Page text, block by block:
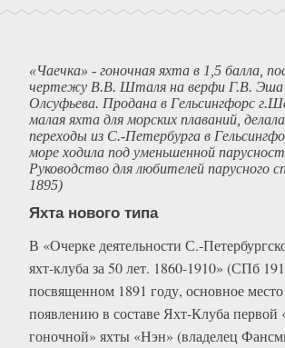
«Чаечка» - гоночная яхта в 1,5 балла,
чертежу В.В. Шталя на верфи Г.В. Эша
Олсуфьева. Продана в Гельсингфорс
малая яхта для морских плаваний,
переходы из С.-Петербурга в
море ходила под уменьшенной
Руководство для любителей парусного
1895)
Яхта нового типа
В «Очерке деятельности С.-
яхт-клуба за 50 лет. 1860-1910» (СПб
посвященном 1891 году, основное
появлению в составе Яхт-Клуба первой
гоночной» яхты «Нэн» (владелец